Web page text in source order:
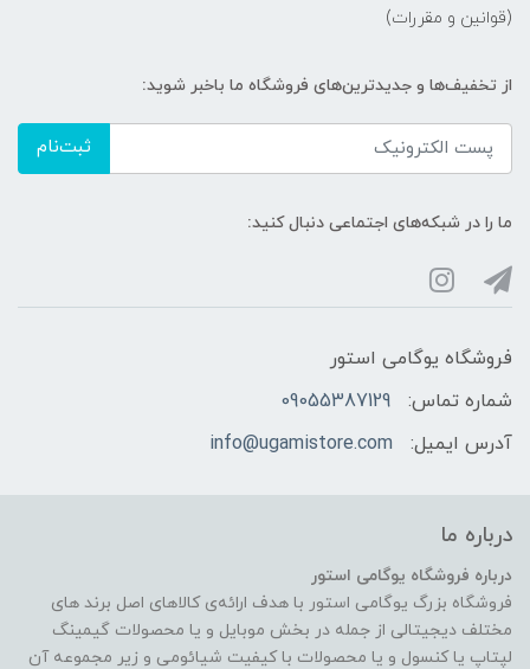
(قوانین و مقررات)
از تخفیف‌ها و جدیدترین‌های فروشگاه ما باخبر شوید:
ثبت‌نام
ما را در شبکه‌های اجتماعی دنبال کنید:
فروشگاه یوگامی استور
شماره تماس:
09055387129
آدرس ایمیل:
info@ugamistore.com
درباره ما
درباره فروشگاه یوگامی استور
فروشگاه بزرگ یوگامی استور با هدف ارائه‌ی کالاهای اصل برند های
مختلف دیجیتالی از جمله در بخش موبایل و یا محصولات گیمینگ
لپتاپ یا کنسول و یا محصولات با کیفیت شیائومی و زیر مجموعه آن